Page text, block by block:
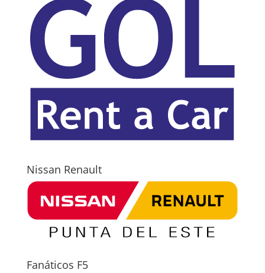
Nissan Renault
Fanáticos F5